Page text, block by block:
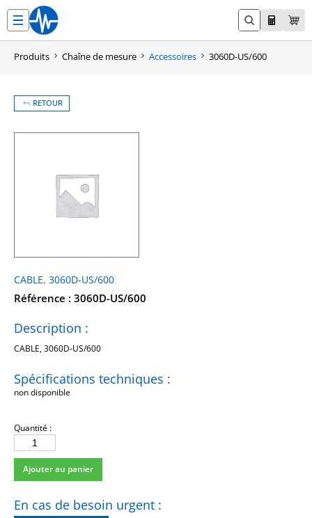
contenu
Produits Chaîne de mesure Accessoires 3060D-US/600
RETOUR
CABLE, 3060D-US/600
Référence : 3060D-US/600
Spécifications techniques :
non disponible
Description :
CABLE, 3060D-US/600
Quantité :
quantité
de
3060D-
Ajouter au panier
En cas de besoin urgent :